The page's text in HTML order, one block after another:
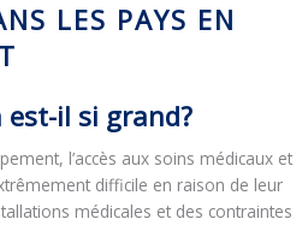
LES PAYS EN
est-il si grand?
l’accès aux soins médicaux et
difficile en raison de leur
médicales et des contraintes